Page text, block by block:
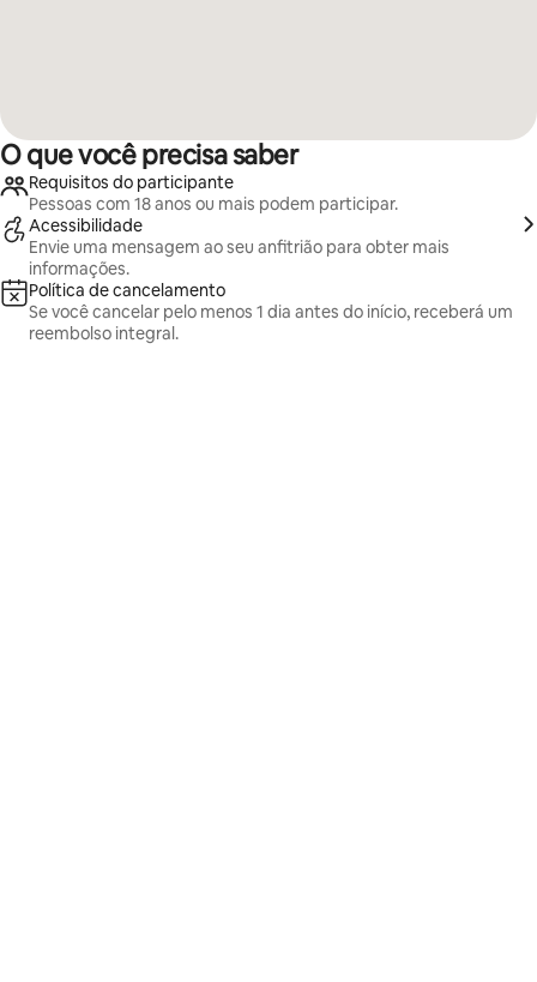
O que você precisa saber
Requisitos do participante
Pessoas com 18 anos ou mais podem participar.
Acessibilidade
Envie uma mensagem ao seu anfitrião para obter mais
informações.
Política de cancelamento
Se você cancelar pelo menos 1 dia antes do início, receberá um
reembolso integral.